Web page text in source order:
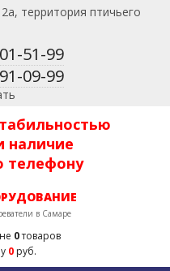
территория птичьего
51-99
09-99
наличие
телефону
в Самаре
0товаров
0руб.